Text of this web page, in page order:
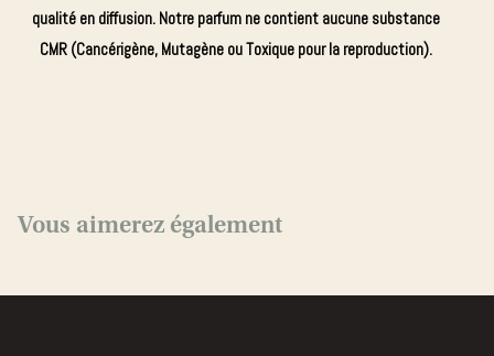
qualité en diffusion. Notre parfum ne contient aucune substance
CMR (Cancérigène, Mutagène ou Toxique pour la reproduction).
Vous aimerez également